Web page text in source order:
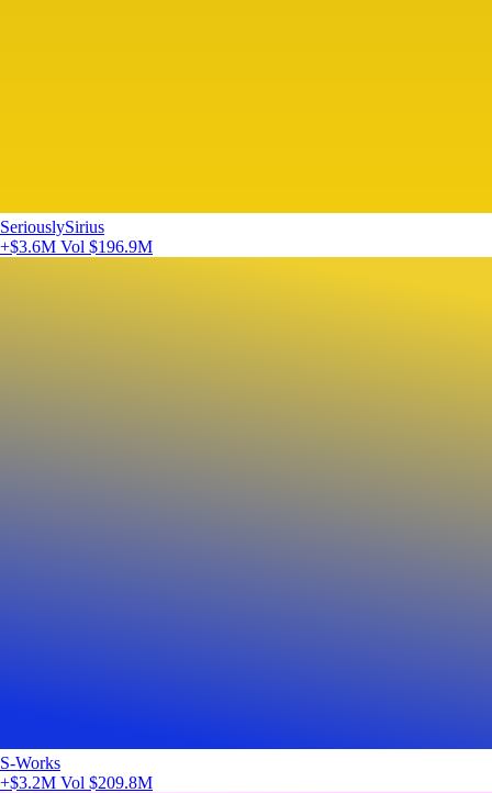
SeriouslySirius
+$3.6M Vol $196.9M
S-Works
+$3.2M Vol $209.8M